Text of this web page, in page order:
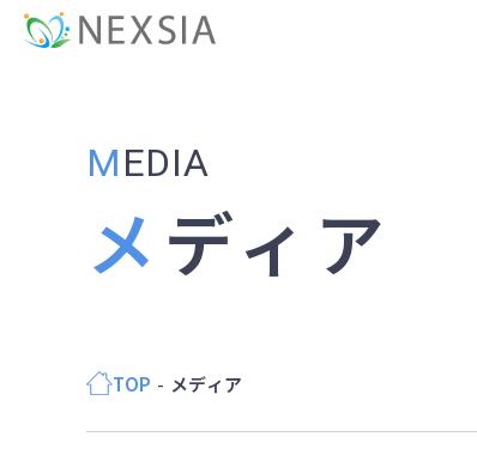
MEDIA
メディア
TOP メディア